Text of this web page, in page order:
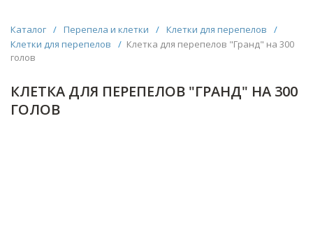
Каталог / Перепела и клетки / Клетки для перепелов
/
Клетки для перепелов
/ Клетка для перепелов "Гранд" на 300
голов
КЛЕТКА ДЛЯ ПЕРЕПЕЛОВ "ГРАНД" НА 300
ГОЛОВ